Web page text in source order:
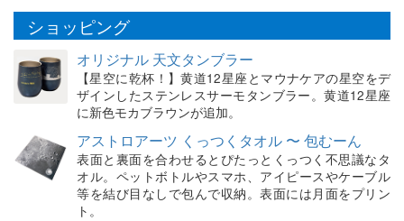
ショッピング
オリジナル 天文タンブラー
【星空に乾杯！】黄道12星座とマウナケアの星空をデ
ザインしたステンレスサーモタンブラー。黄道12星座
に新色モカブラウンが追加。
アストロアーツ くっつくタオル 〜 包むーん
表面と裏面を合わせるとぴたっとくっつく不思議なタ
オル。ペットボトルやスマホ、アイピースやケーブル
等を結び目なしで包んで収納。表面には月面をプリン
ト。